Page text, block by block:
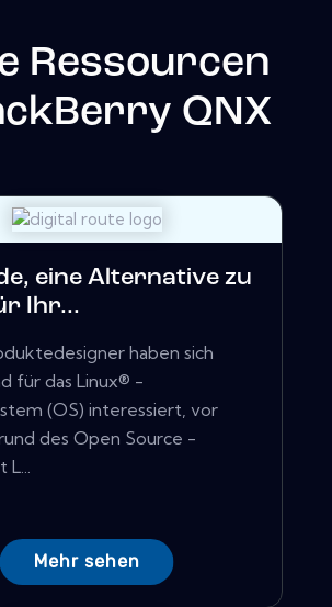
Ressourcen
QNX
eine Alternative zu
Ihr...
haben sich
für das Linux® -
(OS) interessiert, vor
des Open Source -
L...
Mehr sehen